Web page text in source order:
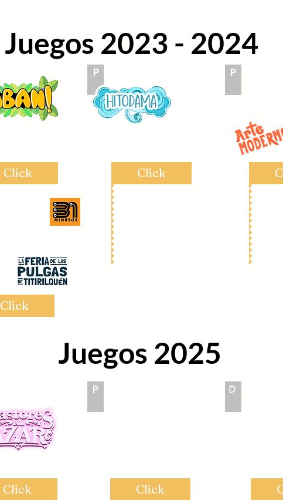
Juegos 2023 - 2024
Click
Click
Click
P P
Juegos 2025
B&T
Click Click
D
P